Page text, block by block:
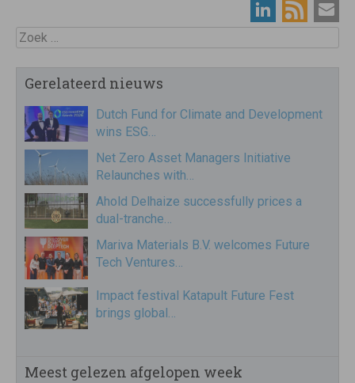
Zoek
Gerelateerd nieuws
Dutch Fund for Climate and Development
wins ESG…
Net Zero Asset Managers Initiative
Relaunches with…
Ahold Delhaize successfully prices a
dual-tranche…
Mariva Materials B.V. welcomes Future
Tech Ventures…
Impact festival Katapult Future Fest
brings global…
Meest gelezen afgelopen week